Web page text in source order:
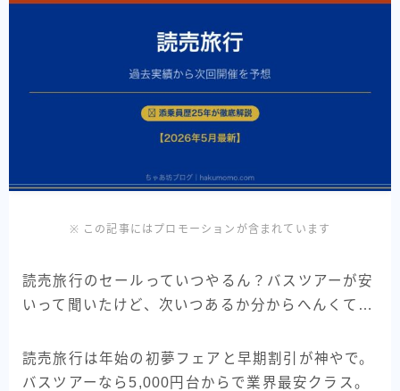
※ この記事にはプロモーションが含まれています
読売旅行のセールっていつやるん？バスツアーが安
いって聞いたけど、次いつあるか分からへんくて…
読売旅行は年始の初夢フェアと早期割引が神やで。
バスツアーなら5,000円台からで業界最安クラス。